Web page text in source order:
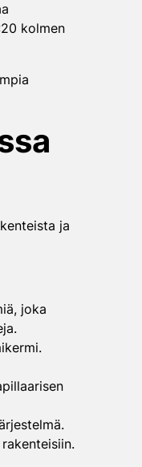
kolmen
ja
joka